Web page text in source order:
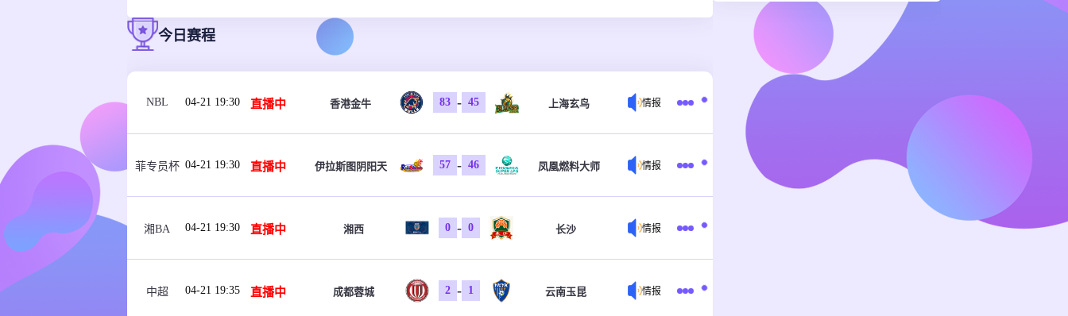
今日赛程
NBL 04-21 19:30 直播中 香港金牛 83 - 45 上海玄鸟 情报
菲专员杯 04-21 19:30 直播中 伊拉斯图阴阳天 57 - 46 凤凰燃料大师 情报
湘BA 04-21 19:30 直播中 湘西 0 - 0 长沙 情报
中超 04-21 19:35 直播中 成都蓉城 2 - 1 云南玉昆 情报